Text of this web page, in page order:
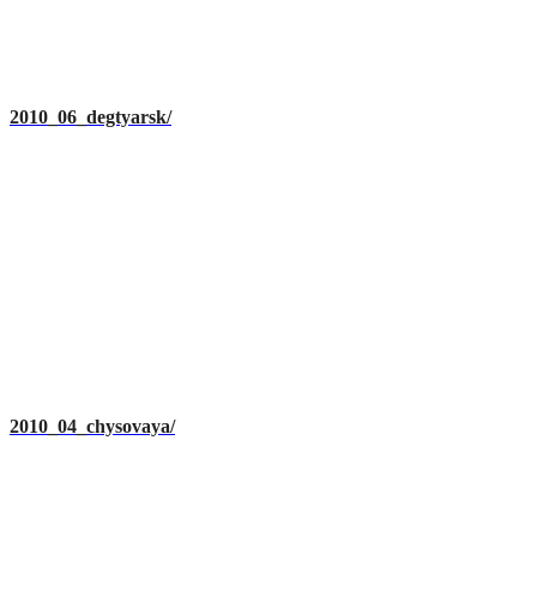
2010_06_degtyarsk/
2010_04_chysovaya/